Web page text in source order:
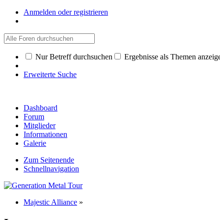
Anmelden oder registrieren
Nur Betreff durchsuchen Ergebnisse als Themen
Erweiterte Suche
Dashboard
Forum
Mitglieder
Informationen
Galerie
Zum Seitenende
Schnellnavigation
Majestic Alliance »